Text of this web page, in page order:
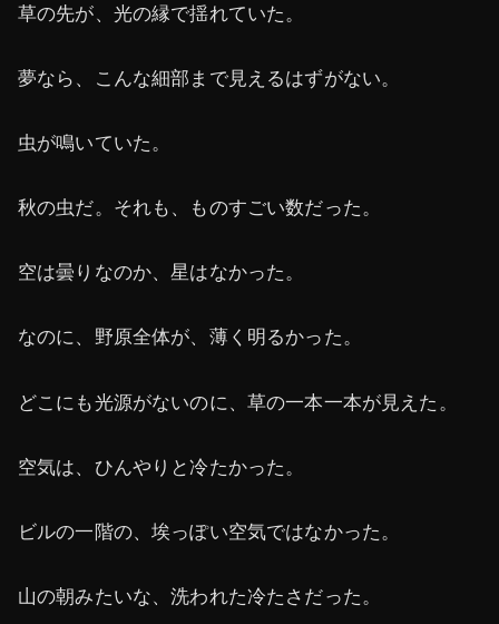
草の先が、光の縁で揺れていた。
夢なら、こんな細部まで見えるはずがない。
虫が鳴いていた。
秋の虫だ。それも、ものすごい数だった。
空は曇りなのか、星はなかった。
なのに、野原全体が、薄く明るかった。
どこにも光源がないのに、草の一本一本が見えた。
空気は、ひんやりと冷たかった。
ビルの一階の、埃っぽい空気ではなかった。
山の朝みたいな、洗われた冷たさだった。